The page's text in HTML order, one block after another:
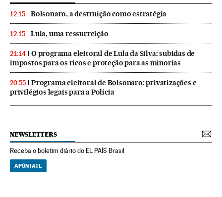
12:15 Bolsonaro, a destruição como estratégia
12:15 Lula, uma ressurreição
21:14
O programa eleitoral de Lula da Silva: subidas de
impostos para os ricos e proteção para as minorias
20:55
Programa eleitoral de Bolsonaro: privatizações e
privilégios legais para a Polícia
NEWSLETTERS
Receba o boletim diário do EL PAÍS Brasil
APÚNTATE